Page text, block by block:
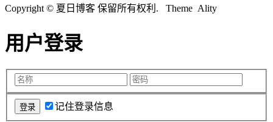
Copyright © 夏日博客 保留所有权利. Theme Ality
用户登录
记住登录信息